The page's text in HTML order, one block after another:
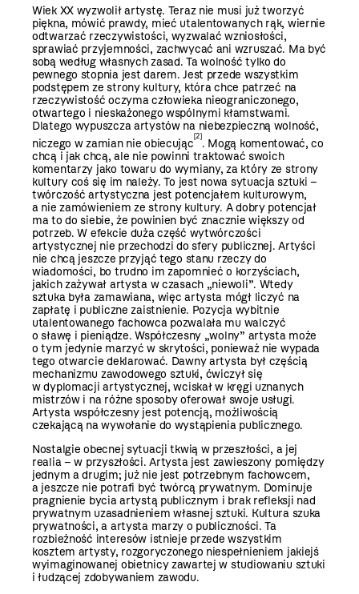
Wiek XX wyzwolił artystę. Teraz nie musi już tworzyć
piękna, mówić prawdy, mieć utalentowanych rąk, wiernie
odtwarzać rzeczywistości, wyzwalać wzniosłości,
sprawiać przyjemności, zachwycać ani wzruszać. Ma być
sobą według własnych zasad. Ta wolność tylko do
pewnego stopnia jest darem. Jest przede wszystkim
podstępem ze strony kultury, która chce patrzeć na
rzeczywistość oczyma człowieka nieograniczonego,
otwartego i nieskażonego wspólnymi kłamstwami.
Dlatego wypuszcza artystów na niebezpieczną wolność,
niczego w zamian nie obiecując
[2]
. Mogą komentować, co
chcą i jak chcą, ale nie powinni traktować swoich
komentarzy jako towaru do wymiany, za który ze strony
kultury coś się im należy. To jest nowa sytuacja sztuki –
twórczość artystyczna jest potencjałem kulturowym,
a nie zamówieniem ze strony kultury. A dobry potencjał
ma to do siebie, że powinien być znacznie większy od
potrzeb. W efekcie duża część wytwórczości
artystycznej nie przechodzi do sfery publicznej. Artyści
nie chcą jeszcze przyjąć tego stanu rzeczy do
wiadomości, bo trudno im zapomnieć o korzyściach,
jakich zażywał artysta w czasach „niewoli”. Wtedy
sztuka była zamawiana, więc artysta mógł liczyć na
zapłatę i publiczne zaistnienie. Pozycja wybitnie
utalentowanego fachowca pozwalała mu walczyć
o sławę i pieniądze. Współczesny „wolny” artysta może
o tym jedynie marzyć w skrytości, ponieważ nie wypada
tego otwarcie deklarować. Dawny artysta był częścią
mechanizmu zawodowego sztuki, ćwiczył się
w dyplomacji artystycznej, wciskał w kręgi uznanych
mistrzów i na różne sposoby oferował swoje usługi.
Artysta współczesny jest potencją, możliwością
czekającą na wywołanie do wystąpienia publicznego.
Nostalgie obecnej sytuacji tkwią w przeszłości, a jej
realia – w przyszłości. Artysta jest zawieszony pomiędzy
jednym a drugim; już nie jest potrzebnym fachowcem,
a jeszcze nie potrafi być twórcą prywatnym. Dominuje
pragnienie bycia artystą publicznym i brak refleksji nad
prywatnym uzasadnieniem własnej sztuki. Kultura szuka
prywatności, a artysta marzy o publiczności. Ta
rozbieżność interesów istnieje przede wszystkim
kosztem artysty, rozgoryczonego niespełnieniem jakiejś
wyimaginowanej obietnicy zawartej w studiowaniu sztuki
i łudzącej zdobywaniem zawodu.